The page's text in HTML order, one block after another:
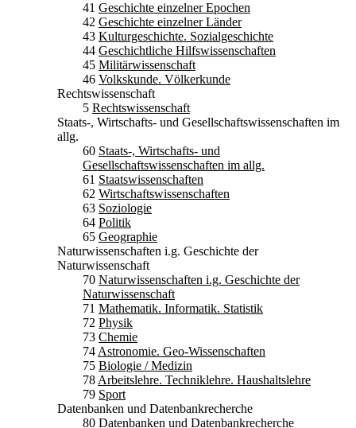
41 Geschichte einzelner Epochen
42 Geschichte einzelner Länder
43 Kulturgeschichte. Sozialgeschichte
44 Geschichtliche Hilfswissenschaften
45 Militärwissenschaft
46 Volkskunde. Völkerkunde
Rechtswissenschaft
5 Rechtswissenschaft
Staats-, Wirtschafts- und Gesellschaftswissenschaften im
allg.
60 Staats-, Wirtschafts- und
Gesellschaftswissenschaften im allg.
61 Staatswissenschaften
62 Wirtschaftswissenschaften
63 Soziologie
64 Politik
65 Geographie
Naturwissenschaften i.g. Geschichte der
Naturwissenschaft
70 Naturwissenschaften i.g. Geschichte der
Naturwissenschaft
71 Mathematik. Informatik. Statistik
72 Physik
73 Chemie
74 Astronomie. Geo-Wissenschaften
75 Biologie / Medizin
78 Arbeitslehre. Techniklehre. Haushaltslehre
79 Sport
Datenbanken und Datenbankrecherche
80 Datenbanken und Datenbankrecherche